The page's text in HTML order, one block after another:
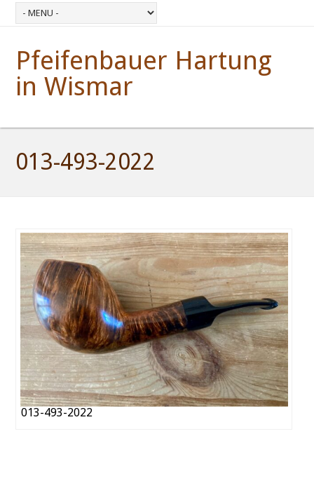
Pfeifenbauer Hartung
in Wismar
013-493-2022
013-493-2022